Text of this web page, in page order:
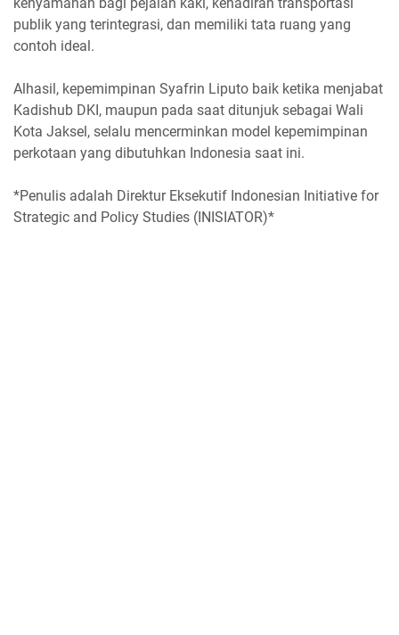
publik yang terintegrasi, dan memiliki tata ruang yang
contoh ideal.
Alhasil, kepemimpinan Syafrin Liputo baik ketika menjabat
Kadishub DKI, maupun pada saat ditunjuk sebagai Wali
Kota Jaksel, selalu mencerminkan model kepemimpinan
perkotaan yang dibutuhkan Indonesia saat ini.
*Penulis adalah Direktur Eksekutif Indonesian Initiative for
Strategic and Policy Studies (INISIATOR)*